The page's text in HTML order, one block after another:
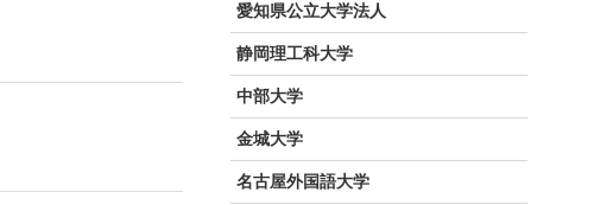
愛知県公立大学法人
静岡理工科大学
中部大学
金城大学
名古屋外国語大学